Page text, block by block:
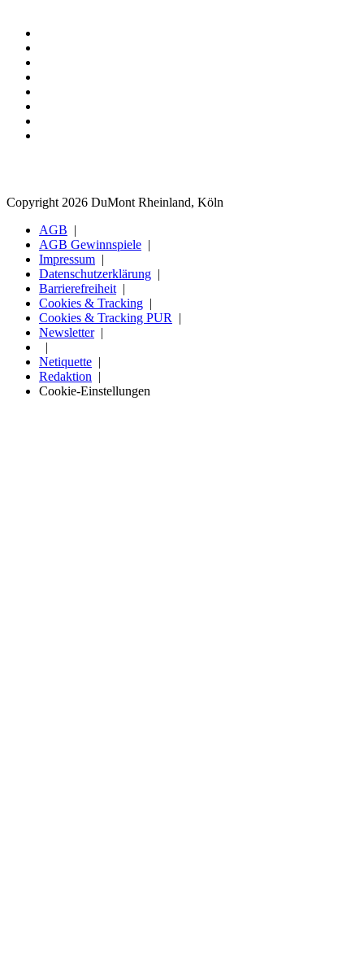
Copyright 2026 DuMont Rheinland, Köln
AGB
AGB Gewinnspiele
Impressum
Datenschutzerklärung
Barrierefreiheit
Cookies & Tracking
Cookies & Tracking PUR
Newsletter
Netiquette
Redaktion
Cookie-Einstellungen